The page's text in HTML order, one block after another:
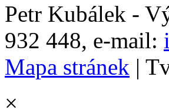
Petr Kubálek -
932 448, e-mail:
Mapa stránek |
×